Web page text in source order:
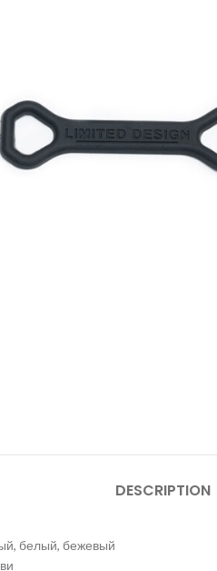
DESCRIPTION
белый, бежевый